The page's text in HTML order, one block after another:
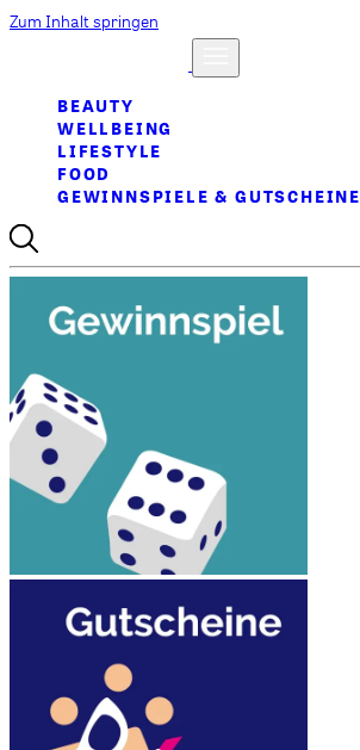
Zum Inhalt springen
BEAUTY
WELLBEING
LIFESTYLE
FOOD
GEWINNSPIELE & GUTSCHEINE